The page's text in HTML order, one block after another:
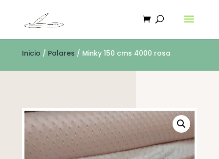
Inicio / Polares / Minky 150 cms 4000 rosa